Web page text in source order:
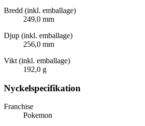
Bredd (inkl. emballage)
249,0 mm
Djup (inkl. emballage)
256,0 mm
Vikt (inkl. emballage)
192,0 g
Nyckelspecifikation
Franchise
Pokemon